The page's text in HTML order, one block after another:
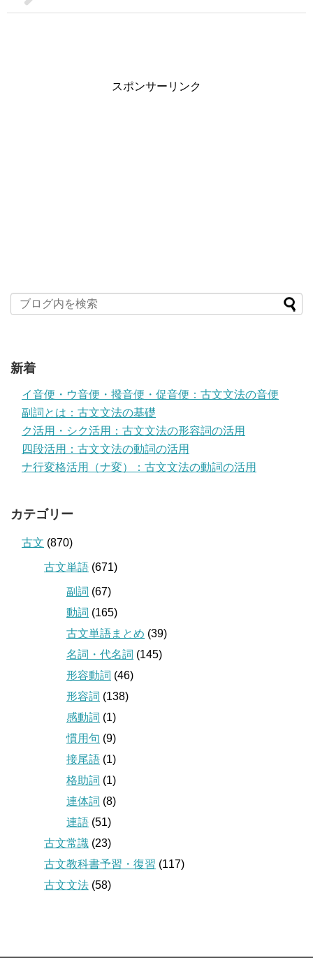
スポンサーリンク
新着
イ音便・ウ音便・撥音便・促音便：古文文法の音便
副詞とは：古文文法の基礎
ク活用・シク活用：古文文法の形容詞の活用
四段活用：古文文法の動詞の活用
ナ行変格活用（ナ変）：古文文法の動詞の活用
カテゴリー
古文 (870)
古文単語 (671)
副詞 (67)
動詞 (165)
古文単語まとめ (39)
名詞・代名詞 (145)
形容動詞 (46)
形容詞 (138)
感動詞 (1)
慣用句 (9)
接尾語 (1)
格助詞 (1)
連体詞 (8)
連語 (51)
古文常識 (23)
古文教科書予習・復習 (117)
古文文法 (58)